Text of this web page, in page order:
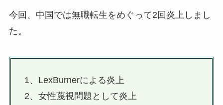
今回、中国では無職転生をめぐって2回炎上しまし
た。
1、LexBurnerによる炎上
2、女性蔑視問題として炎上